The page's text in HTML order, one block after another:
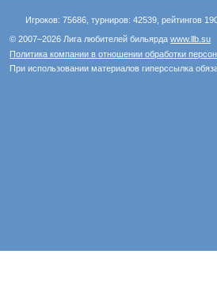
Игроков: 75686, турниров: 42539, рейтингов
© 2007–2026 Лига любителей бильярдаwww.llb.su
Политика компании в отношении обработки
При использовании материалов гиперссылка